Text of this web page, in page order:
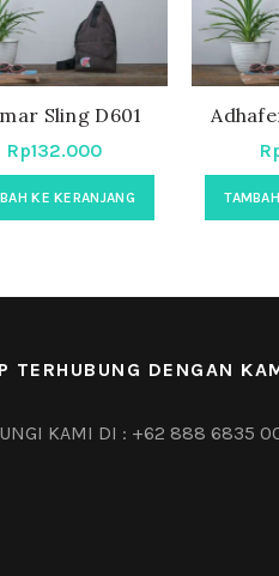
Sling D601
Rp132.000
KE KERANJANG
TERHUBUNG DENGAN
KAMI DI : +62 888 6835